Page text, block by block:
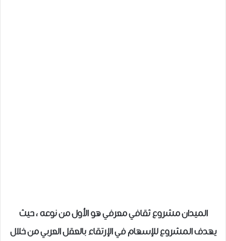
الميدان مشروع ثقافي معرفي هو الأول من نوعه ، حيث
يهدف المشروع للإسهام في الإرتقاء بالعقل العربي من خلال